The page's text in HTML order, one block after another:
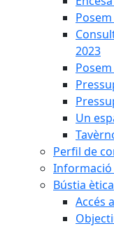
2023
Un
Perfil de
Informació
Bústia ètica
Accés